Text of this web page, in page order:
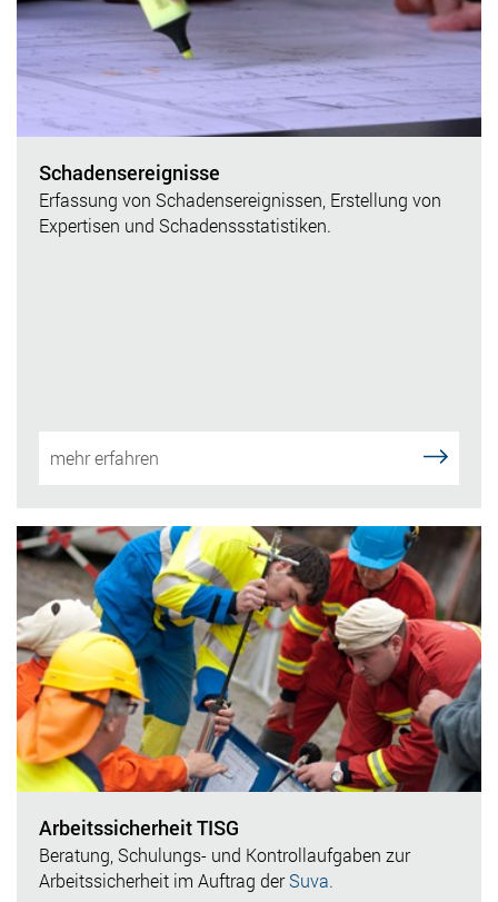
Schadensereignisse
Erfassung von Schadensereignissen, Erstellung von
Expertisen und Schadenssstatistiken.
mehr erfahren
Arbeitssicherheit TISG
Beratung, Schulungs- und Kontrollaufgaben zur
Arbeitssicherheit im Auftrag derSuva.